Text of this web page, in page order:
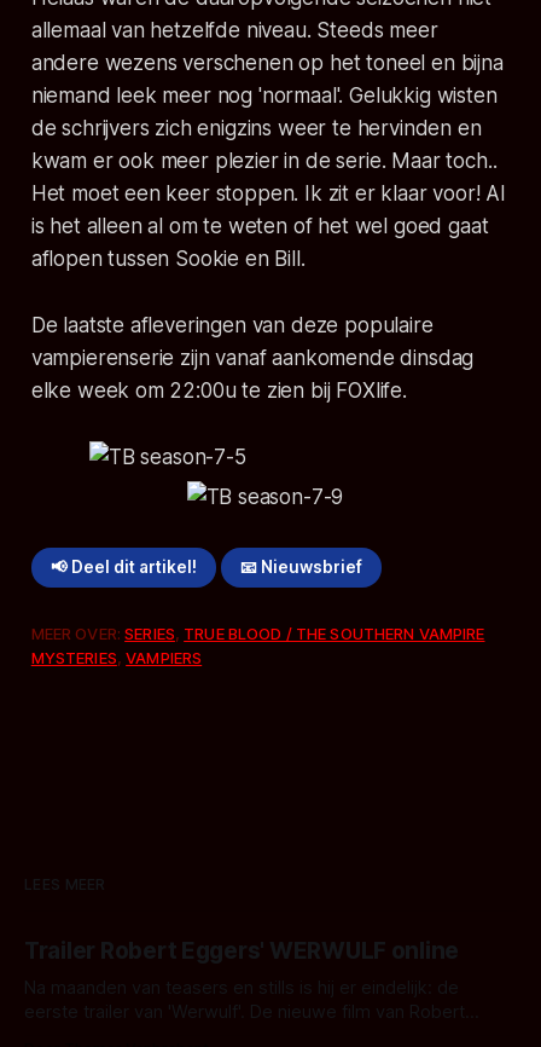
allemaal van hetzelfde niveau. Steeds meer
andere wezens verschenen op het toneel en bijna
niemand leek meer nog 'normaal'. Gelukkig wisten
de schrijvers zich enigzins weer te hervinden en
kwam er ook meer plezier in de serie. Maar toch..
Het moet een keer stoppen. Ik zit er klaar voor! Al
is het alleen al om te weten of het wel goed gaat
aflopen tussen Sookie en Bill.
De laatste afleveringen van deze populaire
vampierenserie zijn vanaf aankomende dinsdag
elke week om 22:00u te zien bij FOXlife.
📢 Deel dit artikel! 📧 Nieuwsbrief
MEER OVER:SERIES, TRUE BLOOD / THE SOUTHERN VAMPIRE
MYSTERIES,VAMPIERS
LEES MEER
Trailer Robert Eggers' WERWULF online
Na maanden van teasers en stills is hij er eindelijk: de
eerste trailer van 'Werwulf'. De nieuwe film van Robert